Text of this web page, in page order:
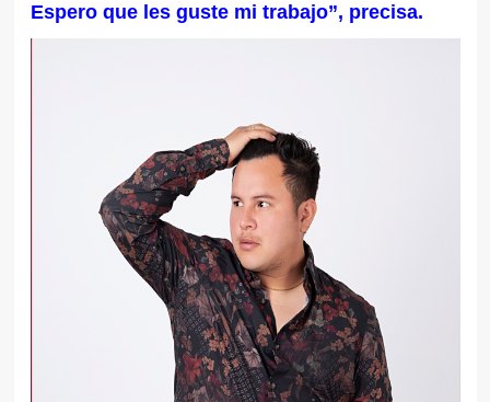
Espero que les guste mi trabajo”, precisa.